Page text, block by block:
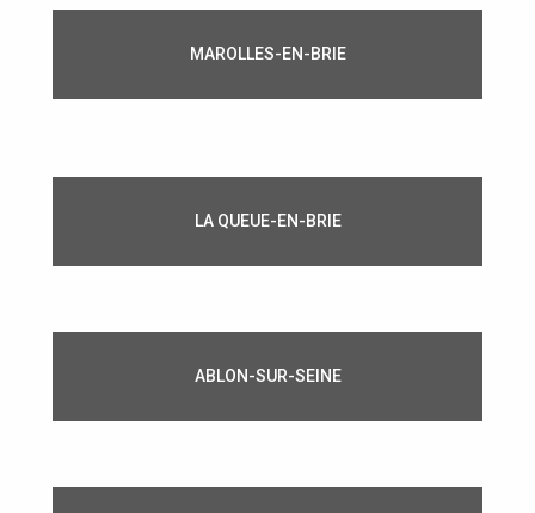
MAROLLES-EN-BRIE
LA QUEUE-EN-BRIE
ABLON-SUR-SEINE